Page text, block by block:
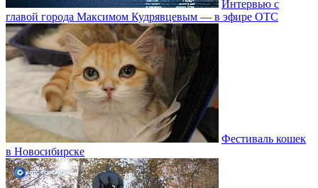
Интервью с
главой города Максимом Кудрявцевым — в эфире ОТС
Фестиваль кошек
в Новосибирске